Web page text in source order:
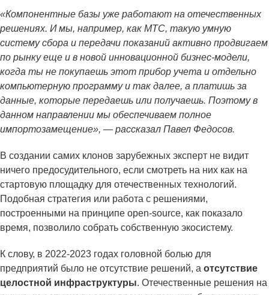
«Компонентные базы уже работают на отечественных
решениях. И мы, например, как МТС, такую умную
систему сбора и передачи показаний активно продвигаем
по рынку еще и в новой инновационной бизнес-модели,
когда ты не покупаешь этот прибор учета и отдельно
компьютерную программу и так далее, а платишь за
данные, которые передаешь или получаешь. Поэтому в
данном направлении мы обеспечиваем полное
импортозамещение», — рассказал Павел Федосов.
В создании самих клонов зарубежных эксперт не видит
ничего предосудительного, если смотреть на них как на
стартовую площадку для отечественных технологий.
Подобная стратегия или работа с решениями,
построенными на принципе open-source, как показало
время, позволило собрать собственную экосистему.
К слову, в 2022-2023 годах головной болью для
предприятий было не отсутствие решений, а отсутствие
целостной инфраструктуры. Отечественные решения на